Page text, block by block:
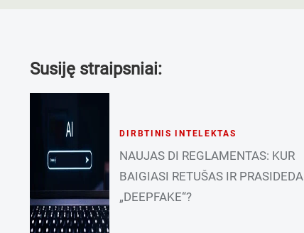
Susiję straipsniai:
DIRBTINIS INTELEKTAS
NAUJAS DI REGLAMENTAS: KUR
BAIGIASI RETUŠAS IR PRASIDEDA
„DEEPFAKE“?